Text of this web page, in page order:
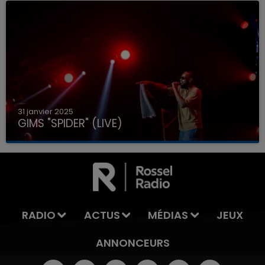
31 janvier 2025
GIMS "SPIDER" (LIVE)
RADIO ACTUS MÉDIAS
JEUX
ANNONCEURS